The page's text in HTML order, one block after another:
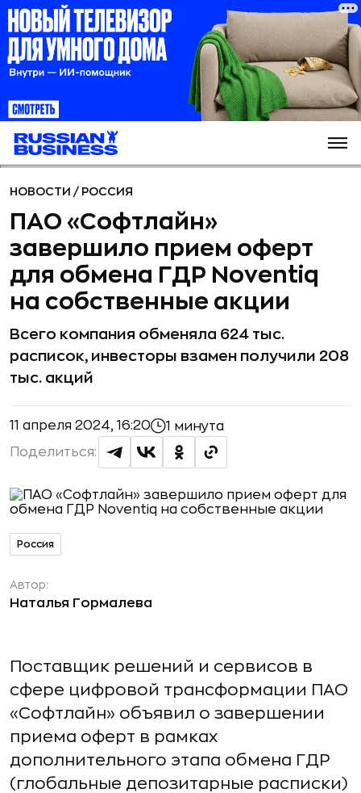
НОВОСТИ / РОССИЯ
ПАО «Софтлайн»
завершило прием оферт
для обмена ГДР Noventiq
на собственные акции
Всего компания обменяла 624 тыс.
расписок, инвесторы взамен получили 208
тыс. акций
11 апреля 2024, 16:20 1 минута
Поделиться:
Россия
Автор:
Наталья Гормалева
Поставщик решений и сервисов в
сфере цифровой трансформации ПАО
«Софтлайн» объявил о завершении
приема оферт в рамках
дополнительного этапа обмена ГДР
(глобальные депозитарные расписки)